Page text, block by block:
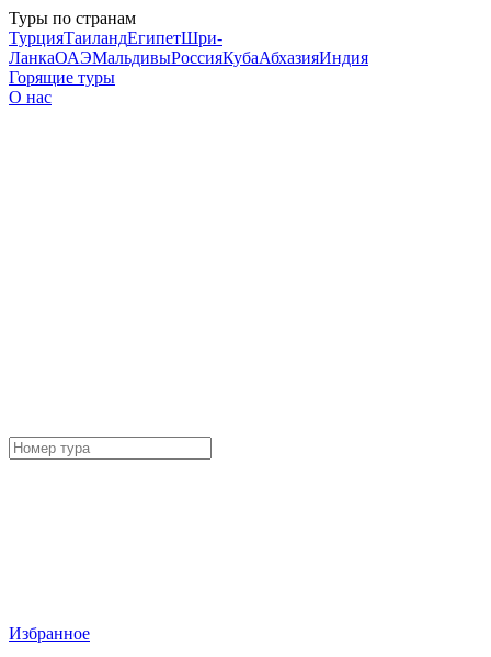
Туры по странам
ТурцияТаиландЕгипетШри-
ЛанкаОАЭМальдивыРоссияКубаАбхазияИндия
Горящие туры
О нас
Избранное